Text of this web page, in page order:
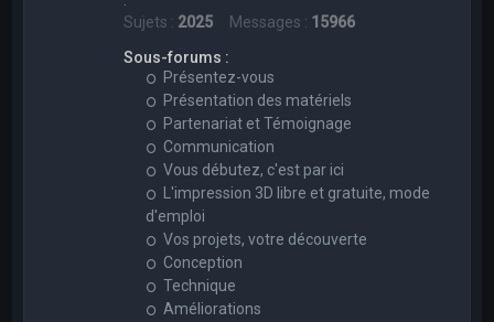
Sujets : 2025 Messages : 15966
Sous-forums :
Présentez-vous
Présentation des matériels
Partenariat et Témoignage
Communication
Vous débutez, c'est par ici
L'impression 3D libre et gratuite, mode
d'emploi
Vos projets, votre découverte
Conception
Technique
Améliorations